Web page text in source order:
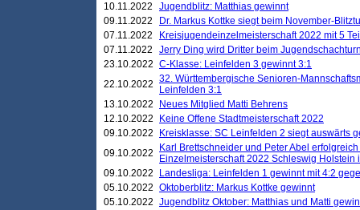
10.11.2022
Jugendblitz: Matthias gewinnt
09.11.2022
Dr. Markus Kottke siegt beim November-
07.11.2022
Kreisjugendeinzelmeisterschaft 2022 mit 5
07.11.2022
Jerry Ding wird Dritter beim
23.10.2022 C-Klasse: Leinfelden 3 gewinnt 3:1
22.10.2022 32. Württembergische Senioren-
Leinfelden 3:1
13.10.2022
Neues Mitglied Matti Behrens
12.10.2022
Keine Offene Stadtmeisterschaft 2022
09.10.2022
Kreisklasse: SC Leinfelden 2 siegt auswärts
09.10.2022
Karl Brettschneider und Peter Abel
Einzelmeisterschaft 2022 Schleswig Holstein
09.10.2022
Landesliga: Leinfelden 1 gewinnt mit 4:2
05.10.2022 Oktoberblitz: Markus Kottke gewinnt
05.10.2022 Jugendblitz Oktober: Matthias und Matti